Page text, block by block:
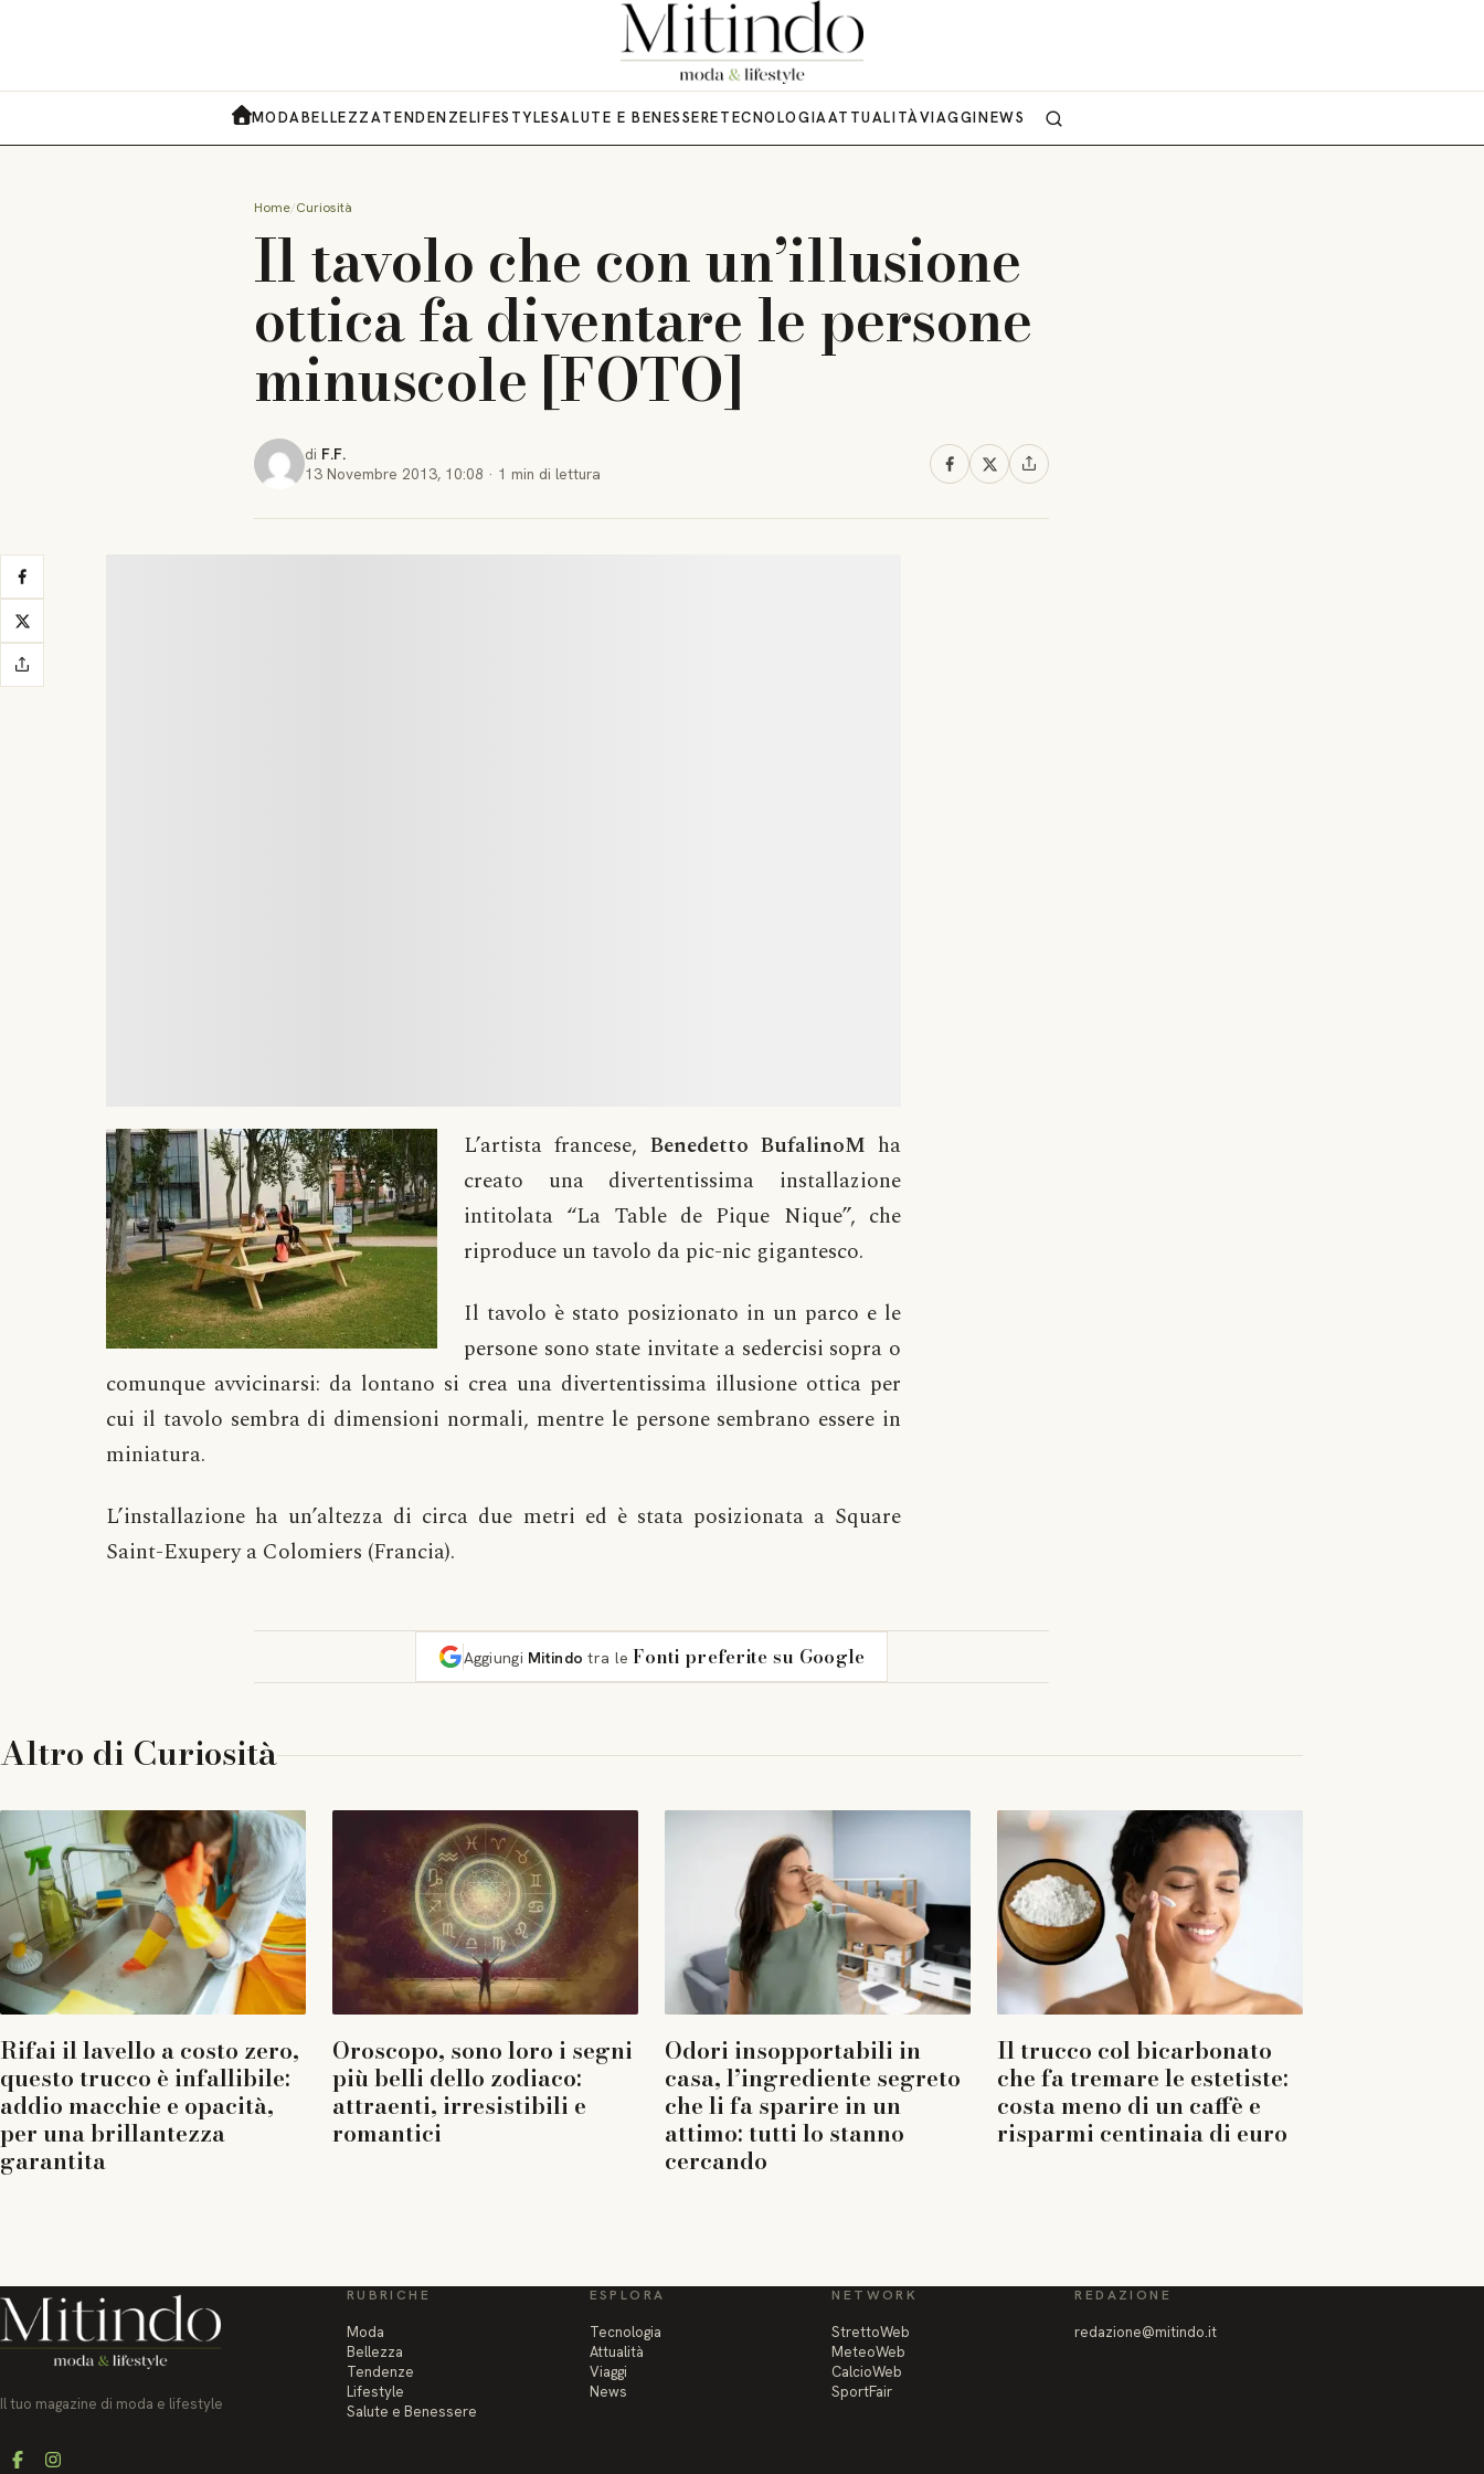
MODABELLEZZATENDENZELIFESTYLESALUTE E BENESSERETECNOLOGIAATTUALITÀVIAGGINEWS
Home Curiosità
Il tavolo che con un’illusione
ottica fa diventare le persone
minuscole [FOTO]
di F.F.
13 Novembre 2013, 10:08 · 1 min di lettura
L’artista francese, Benedetto BufalinoM ha
creato una divertentissima installazione
intitolata “La Table de Pique Nique”, che
riproduce un tavolo da pic-nic gigantesco.
Il tavolo è stato posizionato in un parco e le
persone sono state invitate a sedercisi sopra o
comunque avvicinarsi: da lontano si crea una divertentissima illusione ottica per
cui il tavolo sembra di dimensioni normali, mentre le persone sembrano essere in
miniatura.
L’installazione ha un’altezza di circa due metri ed è stata posizionata a Square
Saint-Exupery a Colomiers (Francia).
Aggiungi Mitindo tra le Fonti preferite su Google
Altro di Curiosità
Rifai il lavello a costo zero,
questo trucco è infallibile:
addio macchie e opacità,
per una brillantezza
garantita
Oroscopo, sono loro i segni
più belli dello zodiaco:
attraenti, irresistibili e
romantici
Odori insopportabili in
casa, l’ingrediente segreto
che li fa sparire in un
attimo: tutti lo stanno
cercando
Il trucco col bicarbonato
che fa tremare le estetiste:
costa meno di un caffè e
risparmi centinaia di euro
Il tuo magazine di moda e lifestyle
FacebookInstagram
RUBRICHE
Moda
Bellezza
Tendenze
Lifestyle
Salute e Benessere
ESPLORA
Tecnologia
Attualità
Viaggi
News
NETWORK
StrettoWeb
MeteoWeb
CalcioWeb
SportFair
REDAZIONE
redazione@mitindo.it